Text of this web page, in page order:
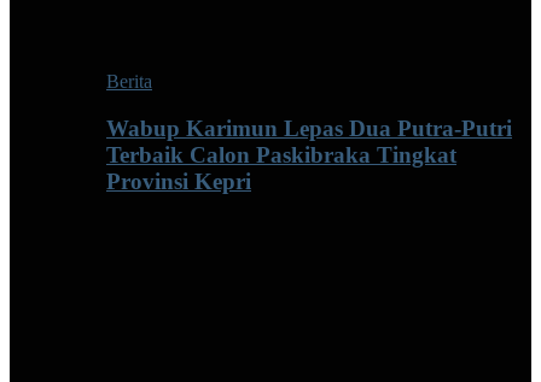
Berita
Wabup Karimun Lepas Dua Putra-Putri
Terbaik Calon Paskibraka Tingkat
Provinsi Kepri